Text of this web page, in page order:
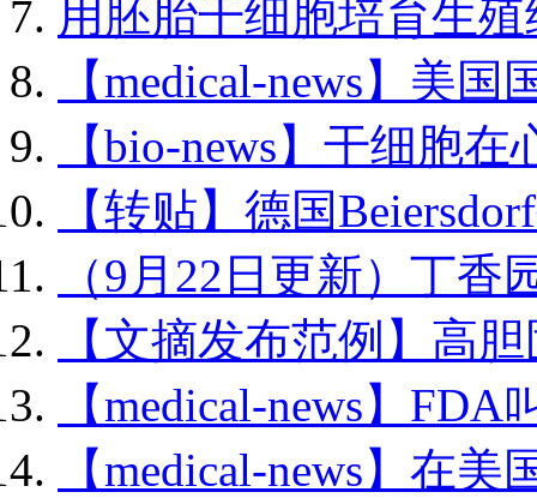
用胚胎干细胞培育生殖
【medical-news】美国
【bio-news】干细胞在
【转贴】德国
（9月22日更新）丁香
【文摘发布范例】高
【medical-news】FDA
【medical-news】在美